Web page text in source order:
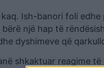
Ish-banori foli
një hap të
dyshimeve që
shkaktuar reagime